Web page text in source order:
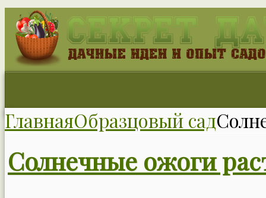
ГлавнаяОбразцовый сад
Солнечные ожоги